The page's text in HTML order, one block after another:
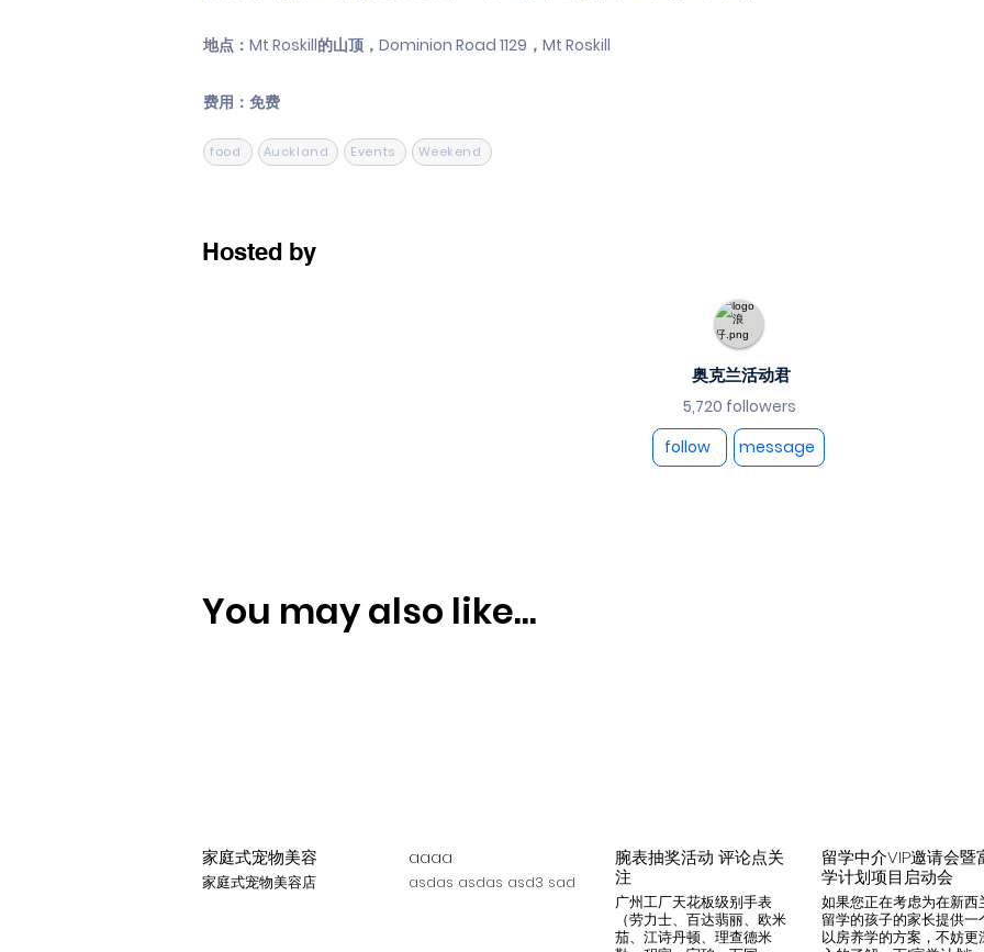
地点：Mt Roskill的山顶，Dominion Road 1129，Mt Roskill
费用：免费
food Auckland Events Weekend
Hosted by
奥克兰活动君
5,720 followers
follow
message
You may also like...
家庭式宠物美容
家庭式宠物美容店
aaaa
asdas asdas asd3 sad
腕表抽奖活动 评论点关
注
广州工厂天花板级别手表
（劳力士、百达翡丽、欧米
茄、江诗丹顿、理查德米
留学中介VIP邀请会暨
学计划项目启动会
如果您正在考虑为在新西
留学的孩子的家长提供一
以房养学的方案，不妨更